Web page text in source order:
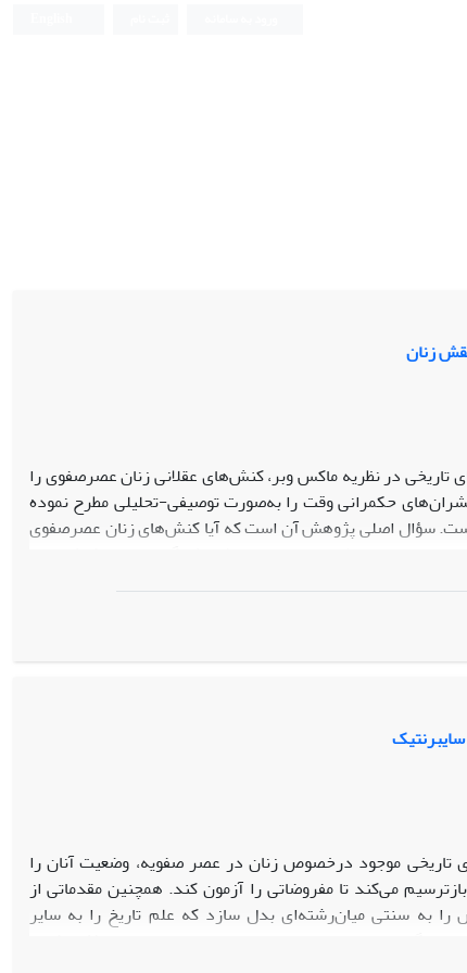
زنان
تاریخی در نظریه ماکس وبر، کنش‌های‌ عقلانی زنان عصرصفوی را
حکمرانی وقت را به‌‌صورت توصیفی-تحلیلی مطرح نموده
سؤال اصلی پژوهش آن است که آیا کنش‌‌های زنان عصرصفوی
صفویه وجود داشته است؟ نتایج پژوهش گویای وجود کنش‌ زنانِ
وقف، علم‌آموزی و برخی از مهارت‌ها همانند تألیف کتاب و
مربوط به وقف، چرخش از تشیع صوفیانه به تشیع فقاهتی و
در میان زنان عصرصفوی نیز شامل مبادله کالا، سفر، طلاق و
چون نظام حقوقیِ فقه مبنای صفویه، چرخش صفویه از غالیه
تاریخی موجود درخصوص زنان در عصر صفویه، وضعیت آنان را
می‌کند تا مفروضاتی را آزمون کند. همچنین مقدماتی از
به سنتی میان‌رشته‌ای بدل سازد که علم تاریخ را به سایر
چگونه توانسته‌اند در سیستم اجتماعی عصر خود مؤثر باشند.
و این نقش را با عبور از نقش‌های انتسابی و عاطفی و